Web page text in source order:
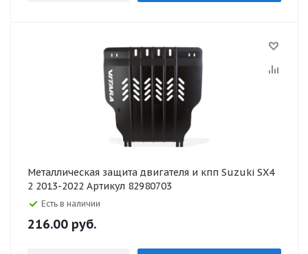
Металлическая защита двигателя и кпп Suzuki SX4
2 2013-2022 Артикул 82980703
Есть в наличии
216.00 руб.